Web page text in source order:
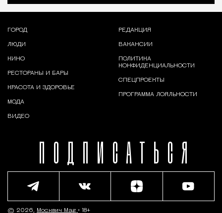
ПОДПИСАТЬСЯ
ГОРОД
ЛЮДИ
КИНО
РЕСТОРАНЫ И БАРЫ
КРАСОТА И ЗДОРОВЬЕ
МОДА
ВИДЕО
РЕДАКЦИЯ
ВАКАНСИИ
ПОЛИТИКА
КОНФИДЕНЦИАЛЬНОСТИ
СПЕЦПРОЕКТЫ
ПРОГРАММА ЛОЯЛЬНОСТИ
© 2026, Москвич Mag • 18+